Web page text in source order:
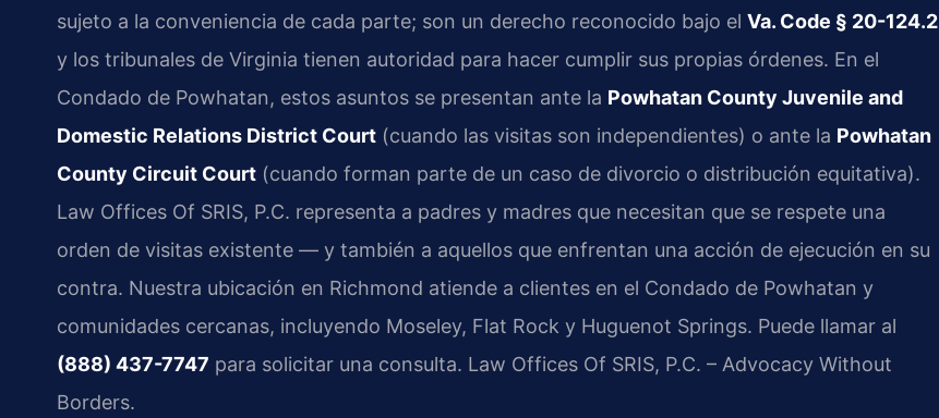
sujeto a la conveniencia de cada parte; son un derecho reconocido bajo el Va. Code § 20-124.2
y los tribunales de Virginia tienen autoridad para hacer cumplir sus propias órdenes. En el
Condado de Powhatan, estos asuntos se presentan ante la Powhatan County Juvenile and
Domestic Relations District Court (cuando las visitas son independientes) o ante la Powhatan
County Circuit Court (cuando forman parte de un caso de divorcio o distribución equitativa).
Law Offices Of SRIS, P.C. representa a padres y madres que necesitan que se respete una
orden de visitas existente — y también a aquellos que enfrentan una acción de ejecución en su
contra. Nuestra ubicación en Richmond atiende a clientes en el Condado de Powhatan y
comunidades cercanas, incluyendo Moseley, Flat Rock y Huguenot Springs. Puede llamar al
(888) 437-7747 para solicitar una consulta. Law Offices Of SRIS, P.C. – Advocacy Without
Borders.